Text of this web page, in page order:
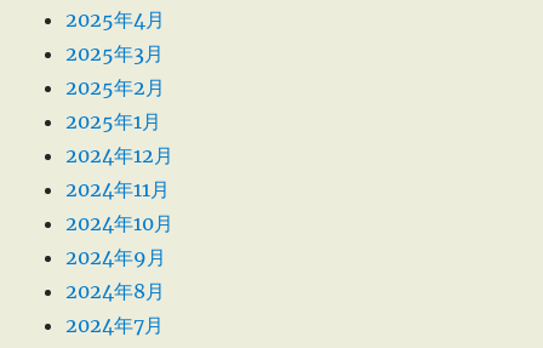
2025年4月
2025年3月
2025年2月
2025年1月
2024年12月
2024年11月
2024年10月
2024年9月
2024年8月
2024年7月